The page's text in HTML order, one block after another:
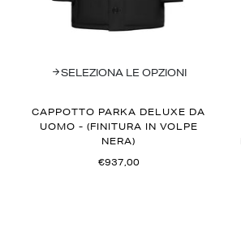
SELEZIONA LE OPZIONI
CAPPOTTO PARKA DELUXE DA
UOMO - (FINITURA IN VOLPE
NERA)
€937,00